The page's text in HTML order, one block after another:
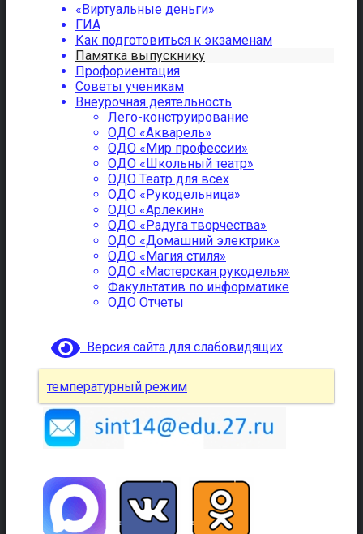
«Виртуальные деньги»
ГИА
Как подготовиться к экзаменам
Памятка выпускнику
Профориентация
Советы ученикам
Внеурочная деятельность
Лего-конструирование
ОДО «Акварель»
ОДО «Мир профессии»
ОДО «Школьный театр»
ОДО Театр для всех
ОДО «Рукодельница»
ОДО «Арлекин»
ОДО «Радуга творчества»
ОДО «Домашний электрик»
ОДО «Магия стиля»
ОДО «Мастерская рукоделья»
Факультатив по информатике
ОДО Отчеты
Версия сайта для слабовидящих
температурный режим